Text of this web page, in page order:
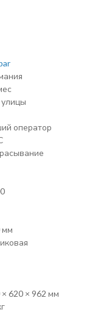
улицы
оператор
мм
× 620 × 962 мм